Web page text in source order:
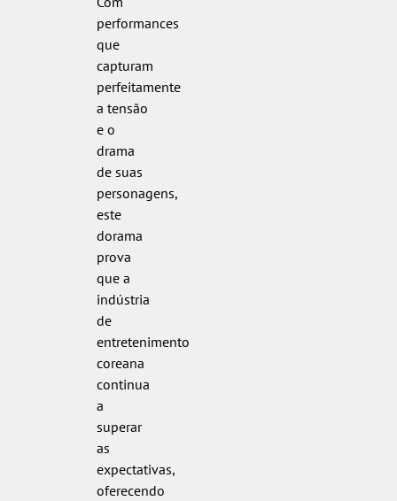
performances
que
capturam
perfeitamente
a tensão
e o
drama
de suas
personagens,
este
dorama
prova
que a
indústria
de
entretenimento
coreana
continua
a
superar
as
expectativas,
oferecendo